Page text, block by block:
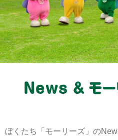
ぼくたち「モーリーズ」の